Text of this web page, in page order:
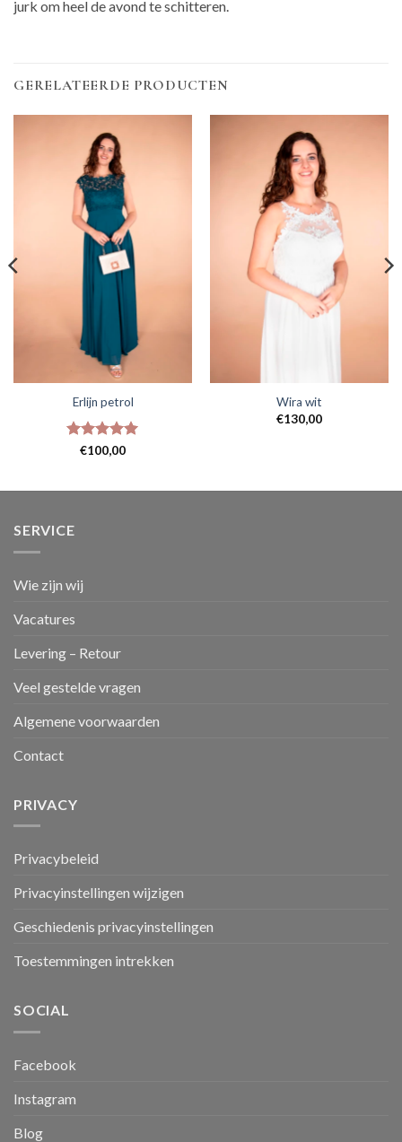
jurk om heel de avond te schitteren.
GERELATEERDE PRODUCTEN
Erlijn petrol
Gewaardeerd
€100,00
Wira wit
€130,00
SERVICE
Wie zijn wij
Vacatures
Levering – Retour
Veel gestelde vragen
Algemene voorwaarden
Contact
PRIVACY
Privacybeleid
Privacyinstellingen wijzigen
Geschiedenis privacyinstellingen
Toestemmingen intrekken
SOCIAL
Facebook
Instagram
Blog